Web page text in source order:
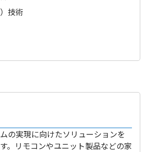
技術
の実現に向けたソリューションを
。リモコンやユニット製品などの家